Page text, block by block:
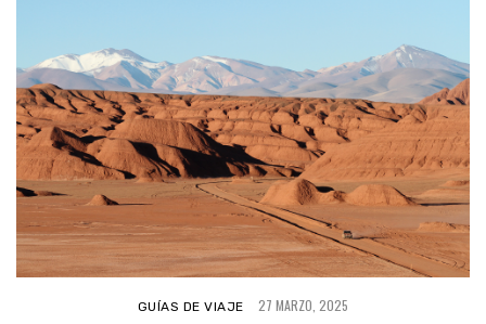
GUÍAS DE VIAJE 27 MARZO, 2025